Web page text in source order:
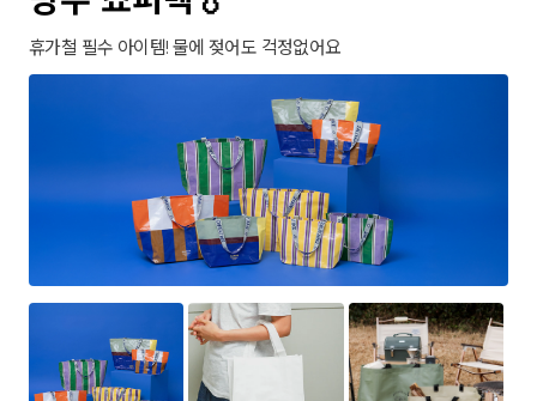
휴가철 필수 아이템! 물에 젖어도 걱정없어요